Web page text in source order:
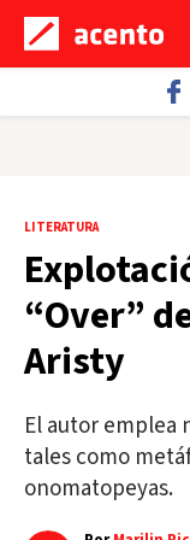
LITERATURA
“Over”
Aristy
El autor emplea
tales como
onomatopeyas.